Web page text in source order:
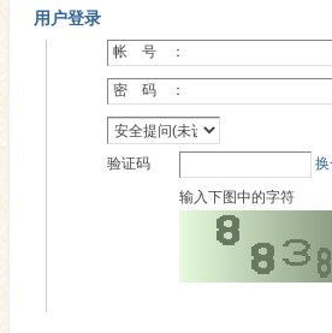
用户登录
帐 号 ：
密 码 ：
验证码
输入下图中的字符